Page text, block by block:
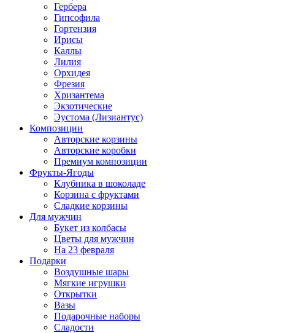
Гербера
Гипсофила
Гортензия
Ирисы
Каллы
Лилия
Орхидея
Фрезия
Хризантема
Экзотические
Эустома (Лизиантус)
Композиции
Авторские корзины
Авторские коробки
Премиум композиции
Фрукты-Ягоды
Клубника в шоколаде
Корзина с фруктами
Сладкие корзины
Для мужчин
Букет из колбасы
Цветы для мужчин
На 23 февраля
Подарки
Воздушные шары
Мягкие игрушки
Открытки
Вазы
Подарочные наборы
Сладости